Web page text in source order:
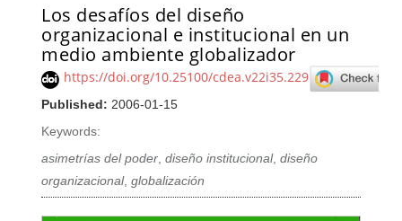
Los desafíos del diseño
organizacional e institucional en un
medio ambiente globalizador
https://doi.org/10.25100/cdea.v22i35.229
Published: 2006-01-15
Keywords:
asimetrías del poder,diseño institucional,diseño
organizacional,globalización
Article Sidebar